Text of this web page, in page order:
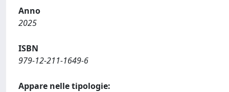
Anno
2025
ISBN
979-12-211-1649-6
Appare nelle tipologie: